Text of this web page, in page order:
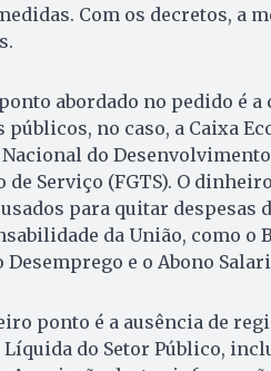
Com os decretos, a
abordado no pedido é
públicos, no caso, a Caixa
do
de Serviço (FGTS). O
para quitar despesas
da União, como o
Desemprego e o Abono
ponto é a ausência de
do Setor Público,